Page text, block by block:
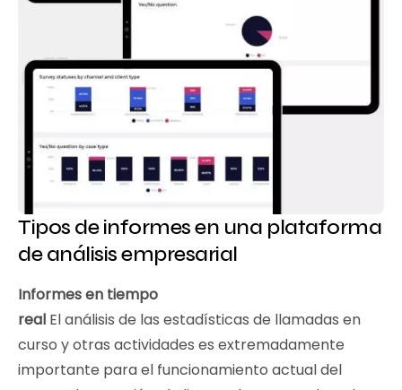
Tipos de informes en una plataforma
de análisis empresarial
Informes en tiempo
real El análisis de las estadísticas de llamadas en
curso y otras actividades es extremadamente
importante para el funcionamiento actual del